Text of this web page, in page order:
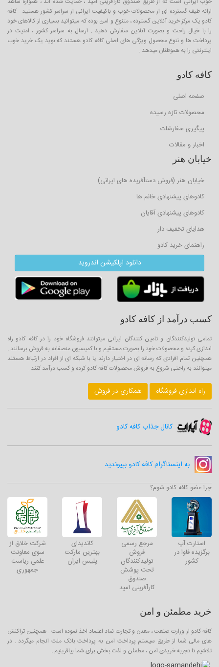
ارائه طیف گسترده ای از محصولات خوب و باکیفیت ایرانی از سراسر کشور هستید . کافه
کادو یک مرکز خرید آنلاین گسترده ، متنوع و امن بوده که میتوانید بسیاری از کالاهای خود
را با خیال راحت و بصورت آنلاین سفارش دهید . ارسال به سراسر کشور ، امنیت در
پرداخت ها و تنوع محصول ویژگی های اصلی کافه کادو هستند که نوید یک خرید خوب
اینترنتی را به هموطنان میدهد .
کافه کادو
صفحه اصلی
محصولات تازه رسیده
پیگیری سفارشات
اخبار و مقالات
خیابان هنر
خیابان هنر (فروش دستآفریده های ایرانی)
کادوهای پیشنهادی خانم ها
کادوهای پیشنهادی آقایان
هدایای تخفیف دار
راهنمای خرید کادو
دانلود اپلکیشن اندروید
کسب درآمد از کافه کادو
تمامی تولیدکنندگان و تامین کنندگان ایرانی میتوانند فروشگاه خود را در کافه کادو راه
اندازی کرده و محصولات خود را بصورت مستقیم و با کمیسیون منصفانه به فروش برسانند .
همچنین تمام افرادی که رسانه ای در اختیار دارند یا با شبکه ای از افراد در ارتباط هستند
میتوانند به راحتی شروع به فروش محصولات کافه کادو کرده و کسب درآمد کنند .
راه اندازی فروشگاه همکاری در فروش
به اینستاگرام کافه کادو بپیوندید
کانال جذاب کافه کادو
چرا عضو کافه کادو شوم؟
استارت آپ
برگزیده فاوا در
کشور
مرجع رسمی
فروش
تولیدکنندگان
تحت پوشش
صندوق
کارآفرینی امید
کاندیدای
بهترین مارکت
پلیس ایران
شرکت خلاق از
سوی معاونت
علمی ریاست
جمهوری
خرید مطمئن و امن
کافه کادو از وزارت صنعت ، معدن و تجارت نماد اعتماد اخذ نموده است . همچنین تراکنش
های مالی شما از طریق سیستم پرداخت امن به پرداخت بانک ملت انجام میگردد . در
تلاشیم تا تجربه خریدی امن ، مطمئن و لذت بخش برای شما بیافرینیم .